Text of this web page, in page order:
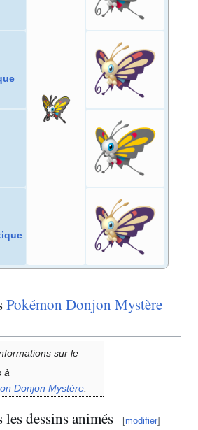
Pokémon Donjon Mystère
sur le
à
Donjon Mystère
dessins animés [modifier]